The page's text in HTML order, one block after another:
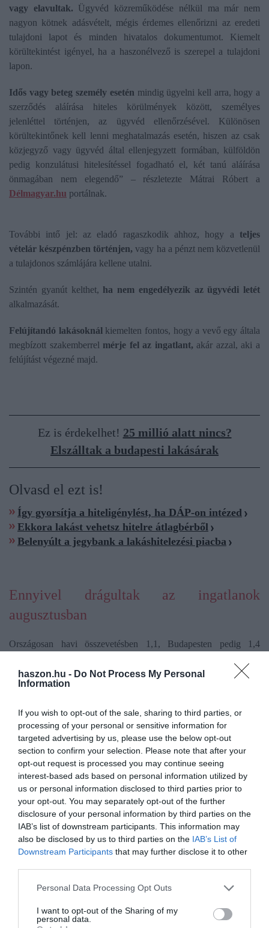
haszon.hu - Do Not Process My Personal
Information
If you wish to opt-out of the sale, sharing to third parties, or
processing of your personal or sensitive information for
targeted advertising by us, please use the below opt-out
section to confirm your selection. Please note that after your
opt-out request is processed you may continue seeing
interest-based ads based on personal information utilized by
us or personal information disclosed to third parties prior to
your opt-out. You may separately opt-out of the further
disclosure of your personal information by third parties on the
IAB’s list of downstream participants. This information may
also be disclosed by us to third parties on the IAB’s List of
Downstream Participants that may further disclose it to other
Please note that this website/app uses one or more Google
not limited to your visit or usage behaviour. You may click to
grant or deny consent to Google and its third-party tags to
Personal Data Processing Opt Outs
I want to opt-out of the Sharing of my
personal data.
vagy elavultak. Ügyvéd közreműködése nélkül ma már nem
nagyon kötnek adásvételt, mégis érdemes ellenőrizni az eredeti
tulajdoni lapot és minden hivatalos dokumentumot. Kiemelt
körültekintést igényel, ha a haszonélvező is szerepel a tulajdoni
lapon.
Idős vagy beteg személy esetén mindig ügyelni kell arra, hogy a
szerződés aláírása hiteles körülmények között, személyes
jelenléttel történjen, az ügyvéd ellenőrzésével. Különösen
körültekintőnek kell lenni meghatalmazás esetén, hiszen az csak
közjegyző vagy ügyvéd által ellenjegyzett formában, külföldön
pedig konzulátusi hitelesítéssel fogadható el, két tanú aláírása
önmagában nem elegendő” – részletezte Mátrai Róbert a
Délmagyar.hu portálnak.
További intő jel: az eladó ragaszkodik ahhoz, hogy a teljes
vételár készpénzben történjen,vagy ha a pénzt nem közvetlenül
a tulajdonos számlájára kellene utalni.
Szintén gyanút kelthet, ha nem engedélyezik az ügyvédi letét
alkalmazását.
Felújítandó lakásoknál kiemelten fontos, hogy a vevő egy általa
megbízott szakemberrel mérje fel az ingatlant, akár azzal, aki a
felújítást végezné majd.
Ez is érdekelhet! 25 millió alatt nincs?
Elszálltak a budapesti lakásárak
Olvasd el ezt is!
Így gyorsítja a hiteligénylést, ha DÁP-on intézed
Ekkora lakást vehetsz hitelre átlagbérből
Belenyúlt a jegybank a lakáshitelezési piacba
Ennyivel drágultak az ingatlanok
augusztusban
Országosan havi összevetésben 1,1, Budapesten pedig 1,4
ezelőtti szinthez képest 14,7 százalékkal, afővárosban pedig
21,3 százalékkal
A Dél-Alföldön kiugró, 4,2 százalékos drágulás következett be
augusztusban, Pest vármegyében 2,2 százalékos volt a havi
áremelkedés. Ezzel szemben a Dél-Dunántúlon minimális, 0,2
százalékos árcsökkenés történt.
ház ingatlan lakás jog ügyvéd adásvétel